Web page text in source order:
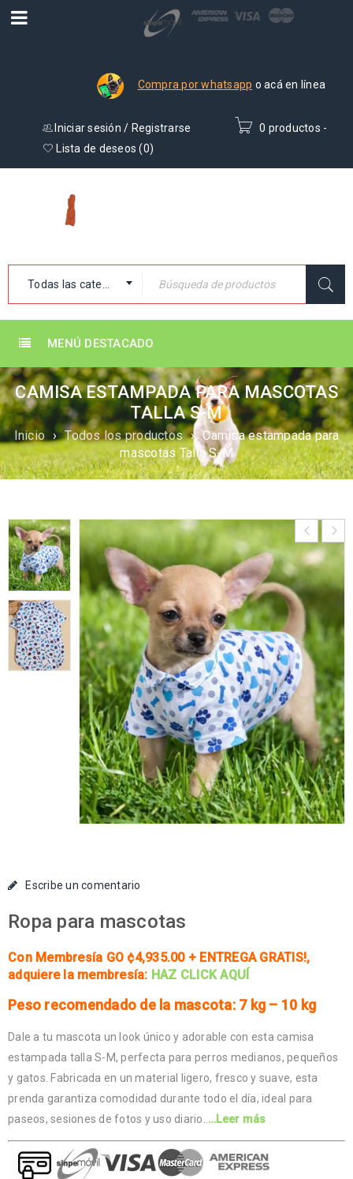
Compra por whatsapp o acá en línea
0 productos -
Iniciar sesión / Registrarse
Lista de deseos (0)
Todas las categorías
MENÚ DESTACADO
CAMISA ESTAMPADA PARA MASCOTAS
TALLA S-M
Inicio › Todos los productos › Camisa estampada para
mascotas Talla S-M
Escribe un comentario
Ropa para mascotas
Con Membresía GO ¢4,935.00 + ENTREGA GRATIS!,
adquiere la membresía: HAZ CLICK AQUÍ
Peso recomendado de la mascota: 7 kg – 10 kg
Dale a tu mascota un look único y adorable con esta camisa
estampada talla S-M, perfecta para perros medianos, pequeños
y gatos. Fabricada en un material ligero, fresco y suave, esta
prenda garantiza comodidad durante todo el día, ideal para
paseos, sesiones de fotos y uso diario.. …Leer más